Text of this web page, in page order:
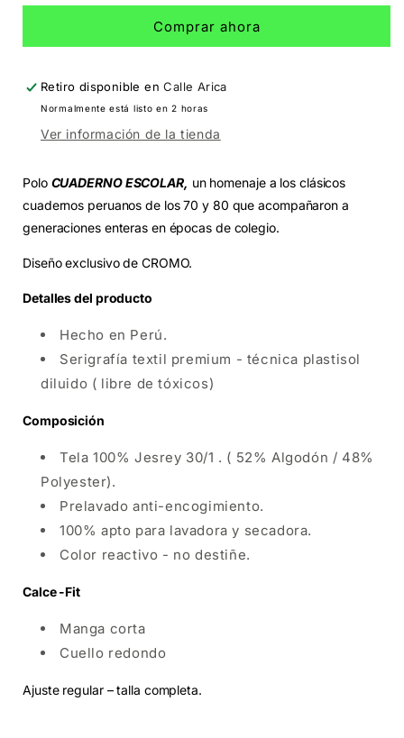
Comprar ahora
Retiro disponible enCalle Arica
Normalmente está listo en 2 horas
Ver información de la tienda
Polo CUADERNO ESCOLAR, un homenaje a los clásicos
cuadernos peruanos de los 70 y 80 que acompañaron a
generaciones enteras en épocas de colegio.
Diseño exclusivo de CROMO.
Detalles del producto
Hecho en Perú.
Serigrafía textil premium - técnica plastisol
diluido ( libre de tóxicos)
Composición
Tela 100% Jesrey 30/1 . ( 52% Algodón / 48%
Polyester).
Prelavado anti-encogimiento.
100% apto para lavadora y secadora.
Color reactivo - no destiñe.
Calce -Fit
Manga corta
Cuello redondo
Ajuste regular – talla completa.